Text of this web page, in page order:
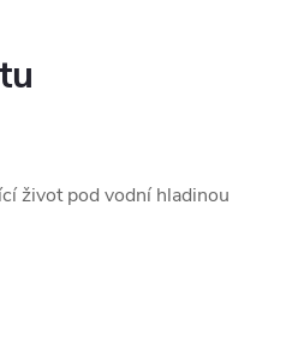
život pod vodní hladinou